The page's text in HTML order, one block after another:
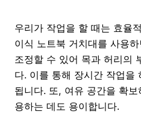
우리가 작업을 할 때는 효율
이식 노트북 거치대를 사용
조정할 수 있어 목과 허리의
다. 이를 통해 장시간 작업을
됩니다. 또, 여유 공간을 확
용하는 데도 용이합니다.